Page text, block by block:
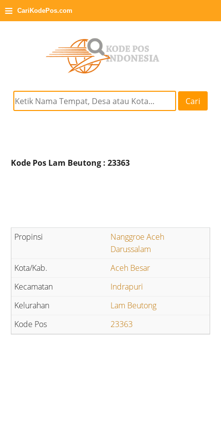
≡ CariKodePos.com
Cari
Kode Pos Lam Beutong : 23363
Nanggroe Aceh
Darussalam
Aceh Besar
Indrapuri
Lam Beutong
23363